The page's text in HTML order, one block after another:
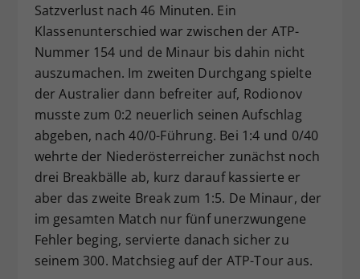
Satzverlust nach 46 Minuten. Ein
Klassenunterschied war zwischen der ATP-
Nummer 154 und de Minaur bis dahin nicht
auszumachen. Im zweiten Durchgang spielte
der Australier dann befreiter auf, Rodionov
musste zum 0:2 neuerlich seinen Aufschlag
abgeben, nach 40/0-Führung. Bei 1:4 und 0/40
wehrte der Niederösterreicher zunächst noch
drei Breakbälle ab, kurz darauf kassierte er
aber das zweite Break zum 1:5. De Minaur, der
im gesamten Match nur fünf unerzwungene
Fehler beging, servierte danach sicher zu
seinem 300. Matchsieg auf der ATP-Tour aus.